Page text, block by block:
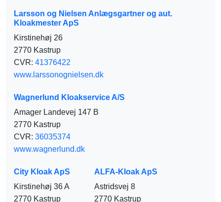
Larsson og Nielsen Anlægsgartner og aut.
Kloakmester ApS
Kirstinehøj 26
2770 Kastrup
CVR: 41376422
www.larssonognielsen.dk
Wagnerlund Kloakservice A/S
Amager Landevej 147 B
2770 Kastrup
CVR: 36035374
www.wagnerlund.dk
City Kloak ApS
Kirstinehøj 36 A
2770 Kastrup
ALFA-Kloak ApS
Astridsvej 8
2770 Kastrup